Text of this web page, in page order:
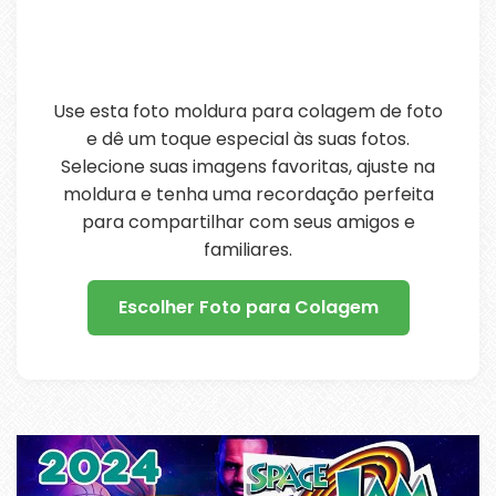
Use esta foto moldura para colagem de foto
e dê um toque especial às suas fotos.
Selecione suas imagens favoritas, ajuste na
moldura e tenha uma recordação perfeita
para compartilhar com seus amigos e
familiares.
Escolher Foto para Colagem